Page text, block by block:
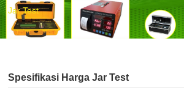
Jar Test
Spesifikasi Harga Jar Test